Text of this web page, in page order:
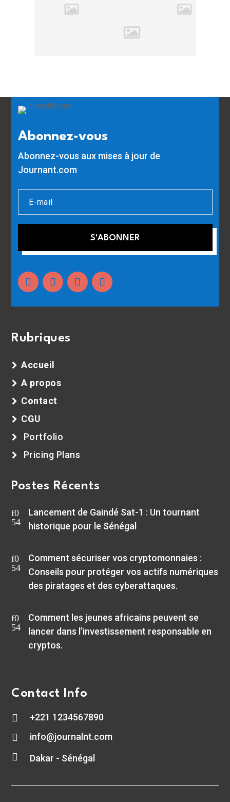
Abonnez-vous
Abonnez-vous aux mises à jour de
Journant.com
S'ABONNER
Rubriques
Accueil
A propos
Contact
CGU
Portfolio
Pricing Plans
Postes Récents
Lancement de Gaindé Sat-1 : Un tournant
historique pour le Sénégal
Comment sécuriser vos cryptomonnaies :
Conseils pour protéger vos actifs numériques
des piratages et des cyberattaques.
Comment les jeunes africains peuvent se
lancer dans l’investissement responsable en
cryptos.
Contact Info
 +221 1234567890
 info@journalnt.com
 Dakar - Sénégal